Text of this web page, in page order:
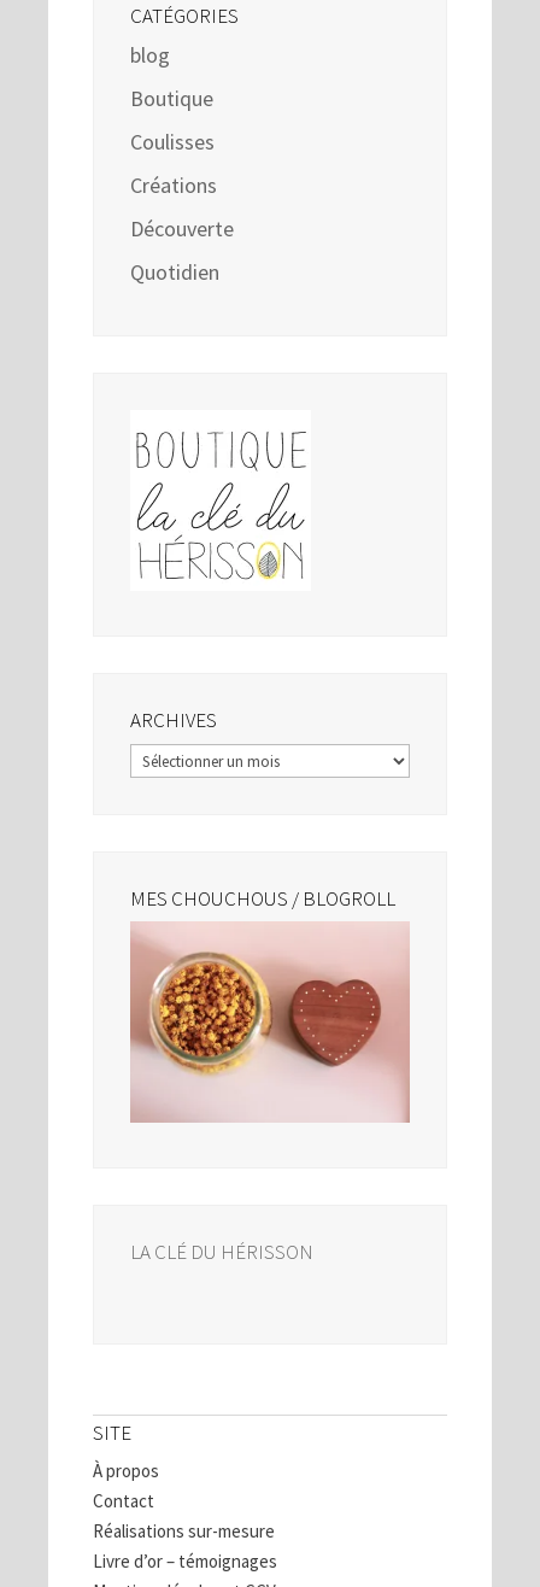
CATÉGORIES
blog
Boutique
Coulisses
Créations
Découverte
Quotidien
ARCHIVES
Archives
MES CHOUCHOUS / BLOGROLL
LA CLÉ DU HÉRISSON
SITE
À propos
Contact
Réalisations sur-mesure
Livre d’or – témoignages